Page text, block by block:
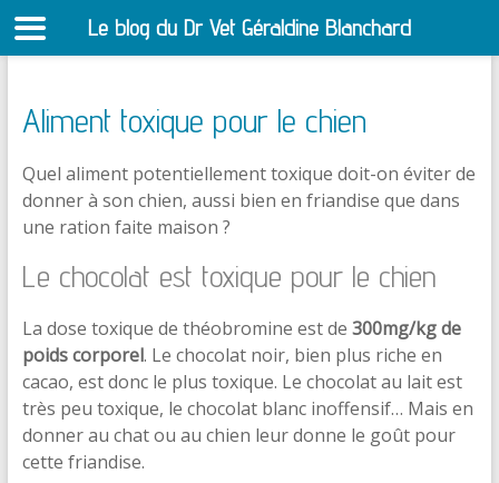
Aliment toxique pour le chien
Quel aliment potentiellement toxique doit-on éviter de
donner à son chien, aussi bien en friandise que dans
une ration faite maison ?
Le chocolat est toxique pour le chien
La dose toxique de théobromine est de 300mg/kg de
poids corporel. Le chocolat noir, bien plus riche en
cacao, est donc le plus toxique. Le chocolat au lait est
très peu toxique, le chocolat blanc inoffensif… Mais en
donner au chat ou au chien leur donne le goût pour
cette friandise.
Le blog du Dr Vet Géraldine Blanchard